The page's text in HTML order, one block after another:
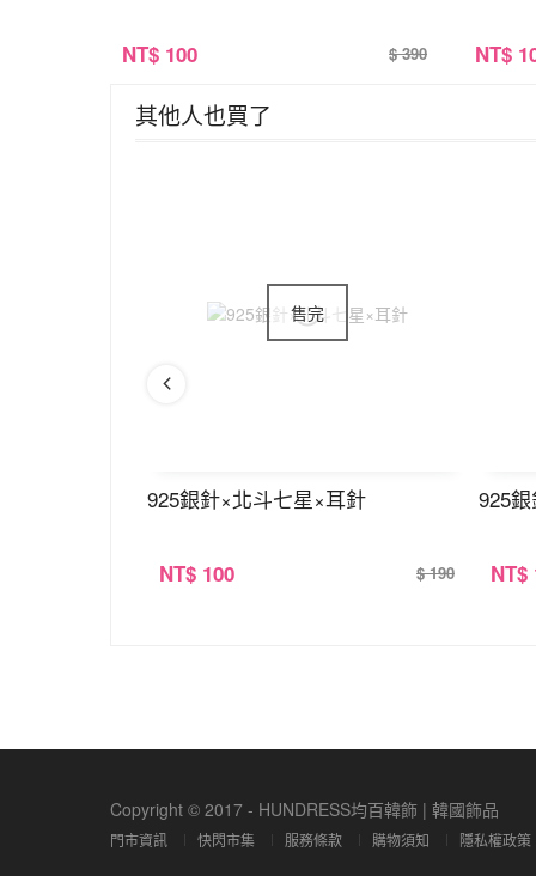
NT$ 100 $ 390 NT$
其他人也買了
925銀針×北斗七星×耳針
NT$ 100 $ 190
925
NT$
Copyright © 2017 - HUNDRESS均百韓飾 | 韓國飾品
門市資訊 快閃市集 服務條款 購物須知 隱私權政策